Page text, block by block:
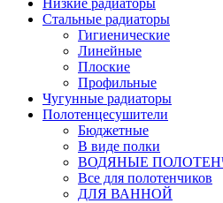
Стальные радиаторы
Гигиенические
Линейные
Плоские
Профильные
Чугунные радиаторы
Полотенцесушители
Бюджетные
В виде полки
ВОДЯНЫЕ
Все для полотенчиков
ДЛЯ ВАННОЙ